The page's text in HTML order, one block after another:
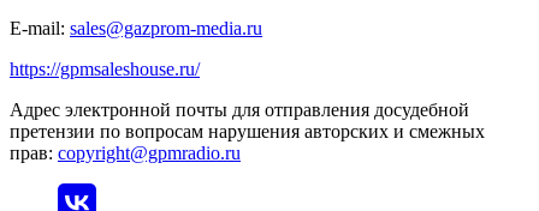
E-mail: sales@gazprom-media.ru
https://gpmsaleshouse.ru/
Адрес электронной почты для отправления досудебной
претензии по вопросам нарушения авторских и смежных
прав: copyright@gpmradio.ru